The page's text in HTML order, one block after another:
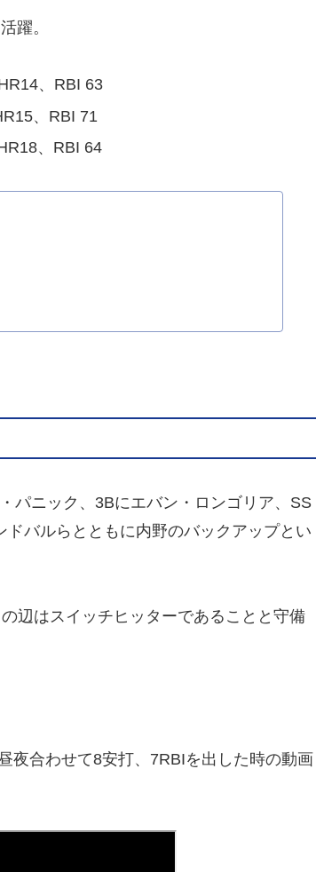
躍。
、RBI 63
、RBI 71
、RBI 64
パニック、3Bにエバン・ロンゴリア、SS
バルらとともに内野のバックアップとい
辺はスイッチヒッターであることと守備
夜合わせて8安打、7RBIを出した時の動画